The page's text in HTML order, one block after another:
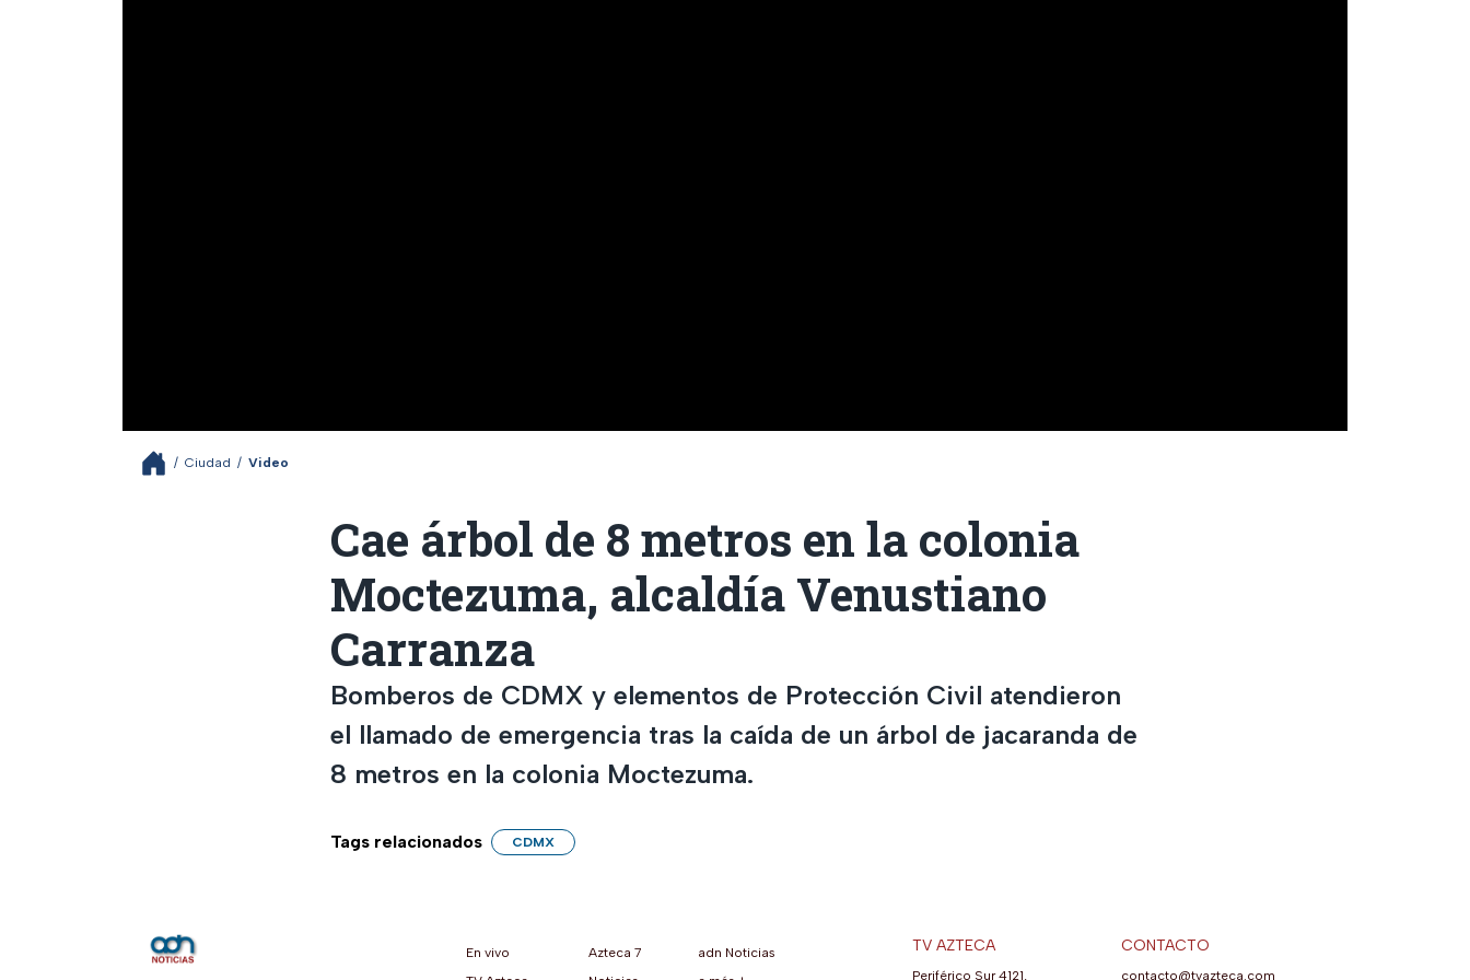
/ Ciudad / Video
Cae árbol de 8 metros en la colonia
Moctezuma, alcaldía Venustiano
Carranza
Bomberos de CDMX y elementos de Protección Civil atendieron
el llamado de emergencia tras la caída de un árbol de jacaranda de
8 metros en la colonia Moctezuma.
Tags relacionados CDMX
En vivo
Azteca 7
adn Noticias
TV AZTECA
Periférico Sur 4121,
CONTACTO
contacto@tvazteca.com